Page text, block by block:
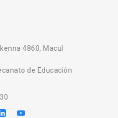
4860, Macul
de Educación